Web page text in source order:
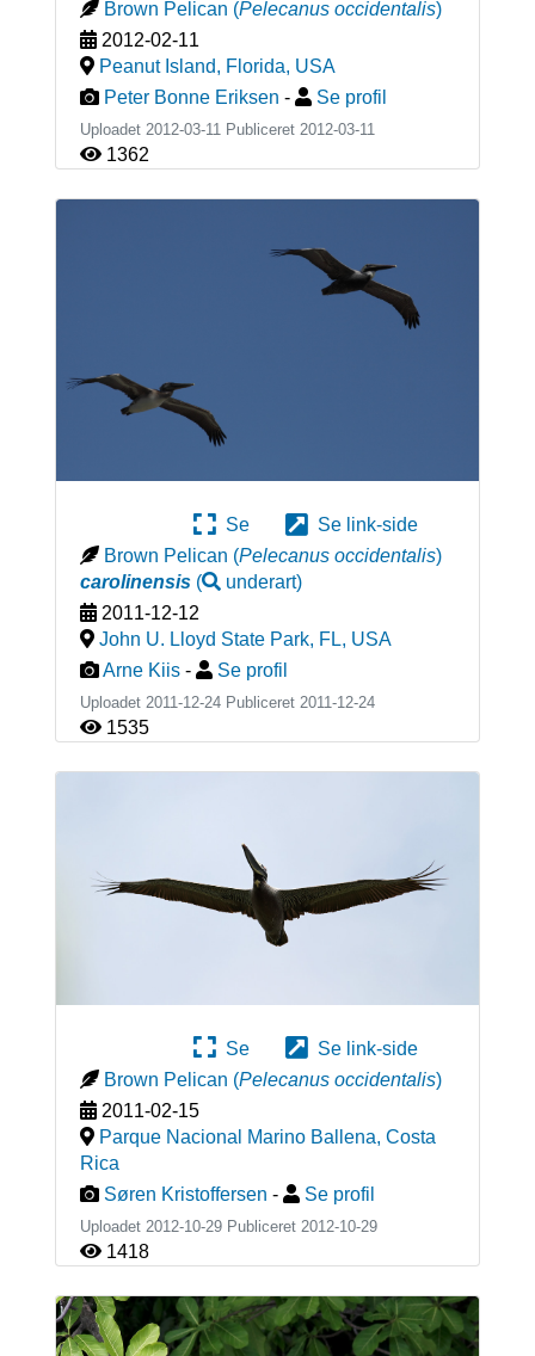
Brown Pelican (Pelecanus occidentalis)
2012-02-11
Peanut Island, Florida, USA
Peter Bonne Eriksen - Se profil
Uploadet 2012-03-11 Publiceret 2012-03-11
1362
Se
Se link-side
Brown Pelican (Pelecanus occidentalis)
carolinensis( underart)
2011-12-12
John U. Lloyd State Park, FL, USA
Arne Kiis - Se profil
Uploadet 2011-12-24 Publiceret 2011-12-24
1535
Se
Se link-side
Brown Pelican (Pelecanus occidentalis)
2011-02-15
Parque Nacional Marino Ballena, Costa
Rica
Søren Kristoffersen - Se profil
Uploadet 2012-10-29 Publiceret 2012-10-29
1418